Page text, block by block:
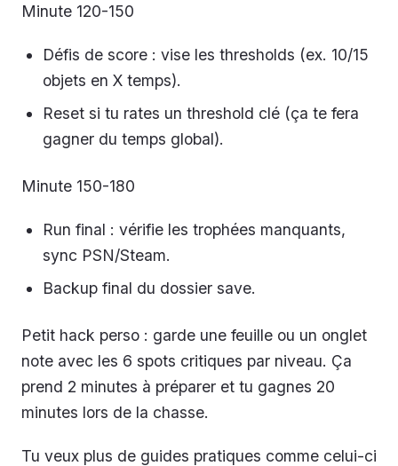
Minute 120-150
Défis de score : vise les thresholds (ex. 10/15
objets en X temps).
Reset si tu rates un threshold clé (ça te fera
gagner du temps global).
Minute 150-180
Run final : vérifie les trophées manquants,
sync PSN/Steam.
Backup final du dossier save.
Petit hack perso : garde une feuille ou un onglet
note avec les 6 spots critiques par niveau. Ça
prend 2 minutes à préparer et tu gagnes 20
minutes lors de la chasse.
Tu veux plus de guides pratiques comme celui-ci